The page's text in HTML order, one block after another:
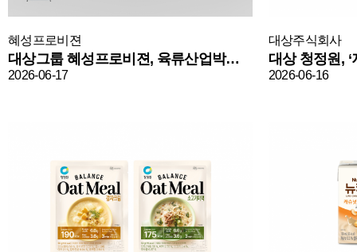
혜성프로비젼
대상그룹 혜성프로비젼, 육류산업박람회 ‘미트엑스포 in 서울’ 참가
2026-06-17
대상주식회사
2026-06-16